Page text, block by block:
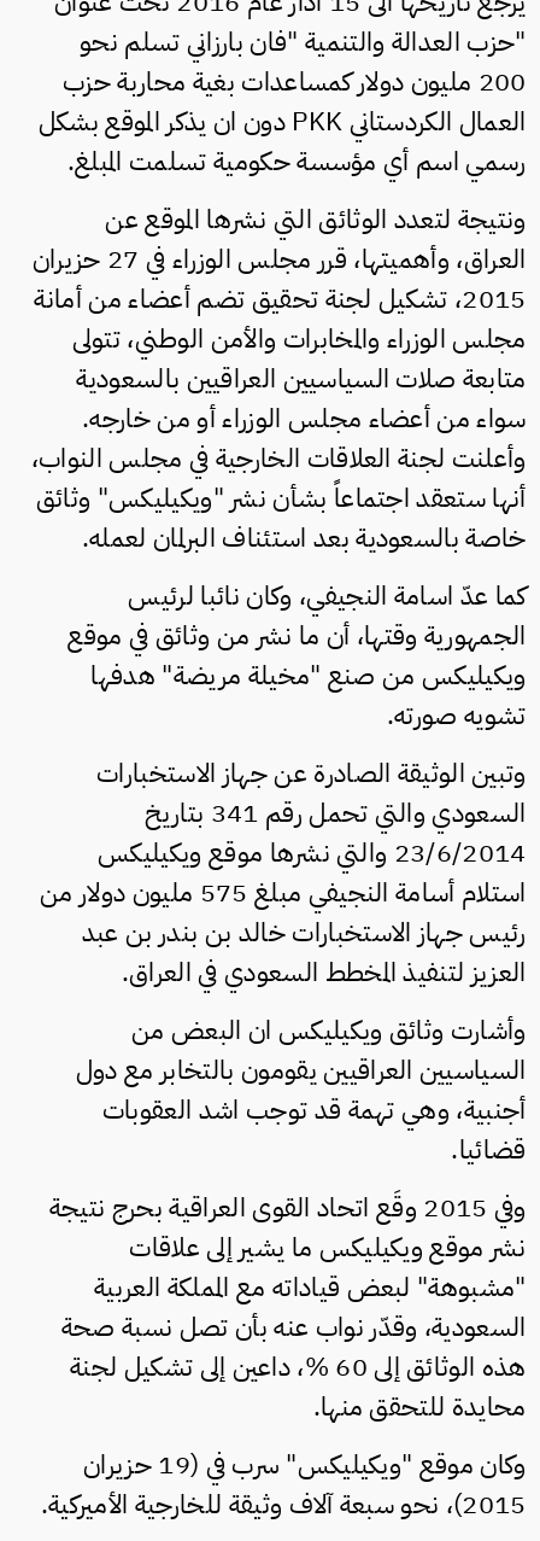
"حزب العدالة والتنمية "فان بارزاني تسلم نحو
200 مليون دولار كمساعدات بغية محاربة حزب
العمال الكردستانيPKK دون ان يذكر الموقع بشكل
رسمي اسم أي مؤسسة حكومية تسلمت المبلغ.
ونتيجة لتعدد الوثائق التي نشرها الموقع عن
العراق، وأهميتها، قرر مجلس الوزراء في 27 حزيران
2015، تشكيل لجنة تحقيق تضم أعضاء من أمانة
مجلس الوزراء والمخابرات والأمن الوطني، تتولى
متابعة صلات السياسيين العراقيين بالسعودية
سواء من أعضاء مجلس الوزراء أو من خارجه.
وأعلنت لجنة العلاقات الخارجية في مجلس النواب،
أنها ستعقد اجتماعاً بشأن نشر "ويكيليكس" وثائق
خاصة بالسعودية بعد استئناف البرلمان لعمله.
كما عدّ اسامة النجيفي، وكان نائبا لرئيس
الجمهورية وقتها، أن ما نشر من وثائق في موقع
ويكيليكس من صنع "مخيلة مريضة" هدفها
تشويه صورته.
وتبين الوثيقة الصادرة عن جهاز الاستخبارات
السعودي والتي تحمل رقم 341 بتاريخ
23/6/2014 والتي نشرها موقع ويكيليكس
استلام أسامة النجيفي مبلغ 575 مليون دولار من
رئيس جهاز الاستخبارات خالد بن بندر بن عبد
العزيز لتنفيذ المخطط السعودي في العراق.
وأشارت وثائق ويكيليكس ان البعض من
السياسيين العراقيين يقومون بالتخابر مع دول
أجنبية، وهي تهمة قد توجب اشد العقوبات
قضائيا.
وفي 2015 وقَع اتحاد القوى العراقية بحرج نتيجة
نشر موقع ويكيليكس ما يشير إلى علاقات
"مشبوهة" لبعض قياداته مع المملكة العربية
السعودية، وقدّر نواب عنه بأن تصل نسبة صحة
هذه الوثائق إلى 60 %، داعين إلى تشكيل لجنة
محايدة للتحقق منها.
وكان موقع "ويكيليكس" سرب في (19 حزيران
2015)، نحو سبعة آلاف وثيقة للخارجية الأميركية.